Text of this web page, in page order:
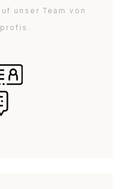
unser Team von